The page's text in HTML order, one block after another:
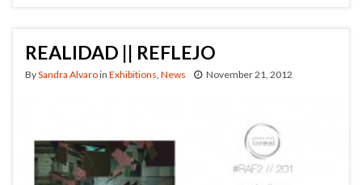
REALIDAD || REFLEJO
BySandra Alvaroin Exhibitions News November 21, 2012